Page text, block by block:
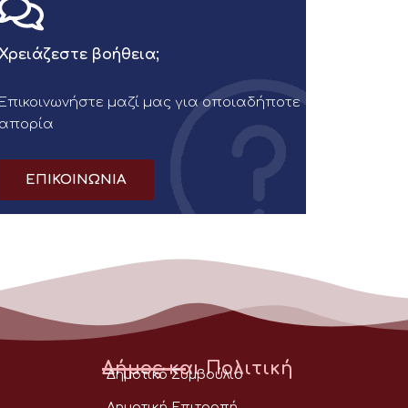
Χρειάζεστε βοήθεια;
Επικοινωνήστε μαζί μας για οποιαδήποτε
απορία
ΕΠΙΚΟΙΝΩΝΙΑ
Δήμος και Πολιτική
Δημοτικό Συμβούλιο